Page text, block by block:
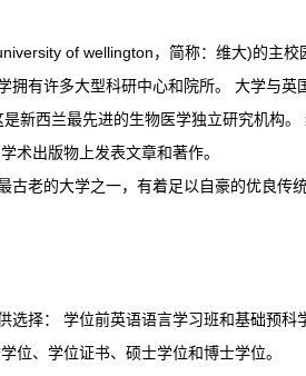
of wellington，简称：维大)的主
拥有许多大型科研中心和院所。 大学与
新西兰最先进的生物医学独立研究机构
术出版物上发表文章和著作。
古老的大学之一，有着足以自豪的优良
选择： 学位前英语语言学习班和基础预
位、学位证书、硕士学位和博士学位。